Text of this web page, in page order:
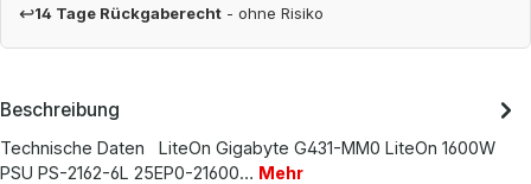
↩14 Tage Rückgaberecht - ohne Risiko
Beschreibung
Technische Daten LiteOn Gigabyte G431-MM0 LiteOn 1600W
PSU PS-2162-6L 25EP0-21600… Mehr